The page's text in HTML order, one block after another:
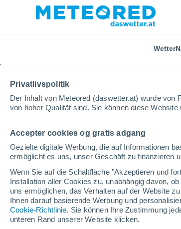
Privatlivspolitik
Der Inhalt von Meteored (daswetter.at) wurde
von hoher Qualität sind. Sie können diese
Accepter cookies og gratis adgang
Gezielte digitale Werbung, die auf Informationen
ermöglicht es uns, unser Geschäft zu finanzieren
Wenn Sie auf die Schaltfläche "Akzeptieren und
Installation aller Cookies zu, unabhängig davon,
uns ermöglichen, das Verhalten auf der Website
Ihnen darauf basierende Werbung und
Cookie-Richtlinie. Sie können Ihre Zustimmung
unteren Rand unserer Website klicken.
Wetter
Home USA Staat Vermont
Wetter für den
Heute, 7. August Tageswetter